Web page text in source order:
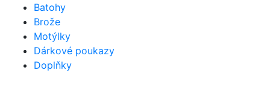
Batohy
Brože
Motýlky
Dárkové poukazy
Doplňky